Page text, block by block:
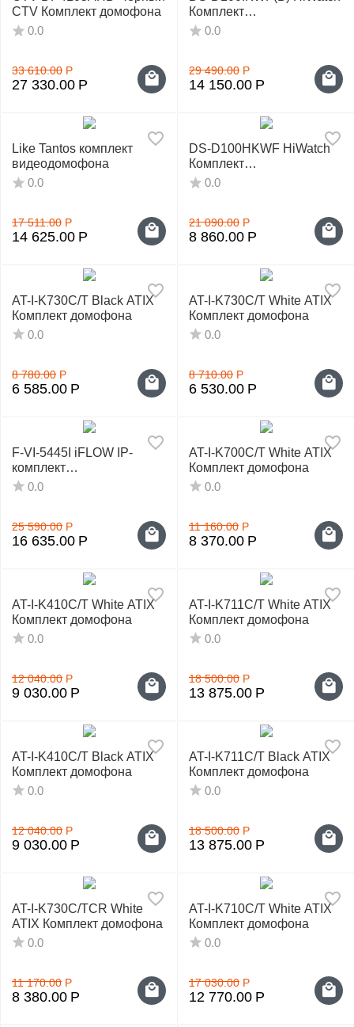
CTV Комплект домофона
0.0
33 610.00 Р
27 330.00 Р
Комплект
видеодомофона
0.0
29 490.00 Р
14 150.00 Р
Like Tantos комплект
видеодомофона
0.0
17 511.00 Р
14 625.00 Р
DS-D100HKWF HiWatch
Комплект
видеодомофона
0.0
21 090.00 Р
8 860.00 Р
AT-I-K730C/T Black ATIX
Комплект домофона
0.0
8 780.00 Р
6 585.00 Р
AT-I-K730C/T White ATIX
Комплект домофона
0.0
8 710.00 Р
6 530.00 Р
F-VI-5445I iFLOW IP-
комплект
видеодомофонии
0.0
25 590.00 Р
16 635.00 Р
AT-I-K700C/T White ATIX
Комплект домофона
0.0
11 160.00 Р
8 370.00 Р
AT-I-K410C/T White ATIX
Комплект домофона
0.0
12 040.00 Р
9 030.00 Р
AT-I-K711C/T White ATIX
Комплект домофона
0.0
18 500.00 Р
13 875.00 Р
AT-I-K410C/T Black ATIX
Комплект домофона
0.0
12 040.00 Р
9 030.00 Р
AT-I-K711C/T Black ATIX
Комплект домофона
0.0
18 500.00 Р
13 875.00 Р
AT-I-K730C/TCR White
ATIX Комплект домофона
0.0
11 170.00 Р
8 380.00 Р
AT-I-K710C/T White ATIX
Комплект домофона
0.0
17 030.00 Р
12 770.00 Р